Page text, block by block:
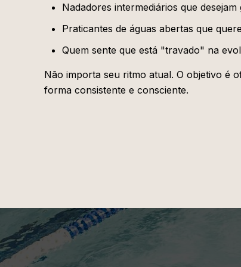
Nadadores intermediários que
Praticantes de águas abertas que
Quem sente que está "travado" na
Não importa seu ritmo atual. O objetivo é
forma consistente e consciente.